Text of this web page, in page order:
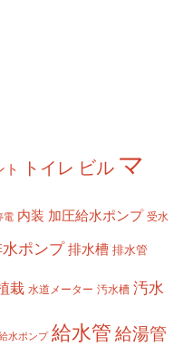
ト トイレ ビル マ
電 内装 加圧給水ポンプ 受水
ポンプ 排水槽 排水管
栽 水道メーター 汚水槽 汚水
水ポンプ 給水管 給湯管